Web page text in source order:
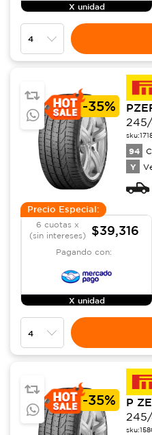
X unidad
-35%
sku:
94
Y
Precio Especial:
6 cuotas x
(sin intereses)
$39,316
Pagando con:
X unidad
-35%
P
sku: